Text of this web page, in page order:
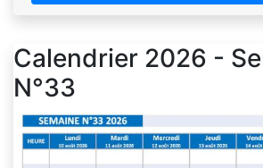
Calendrier 2026 -
N°33